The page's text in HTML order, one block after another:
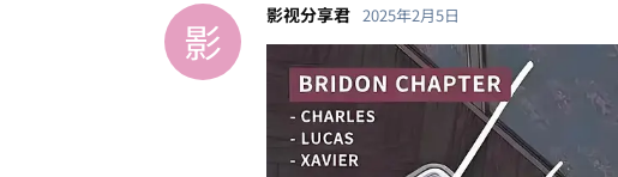
影 影视分享君 2025年2月5日